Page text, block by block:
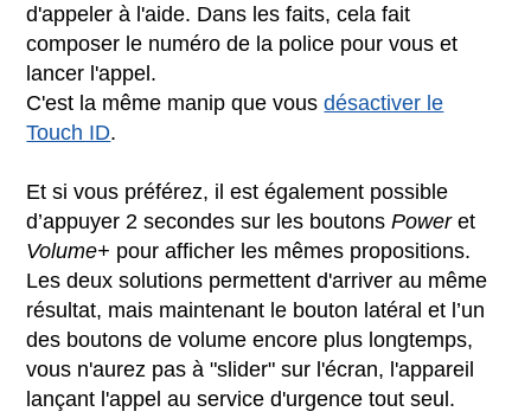
d'appeler à l'aide. Dans les faits, cela fait
composer le numéro de la police pour vous et
lancer l'appel.
C'est la même manip que vousdésactiver le
Touch ID.
Et si vous préférez, il est également possible
d’appuyer 2 secondes sur les boutonsPoweret
Volume+ pour afficher les mêmes propositions.
Les deux solutions permettent d'arriver au même
résultat, mais maintenant le bouton latéral et l’un
des boutons de volume encore plus longtemps,
vous n'aurez pas à "slider" sur l'écran, l'appareil
lançant l'appel au service d'urgence tout seul.